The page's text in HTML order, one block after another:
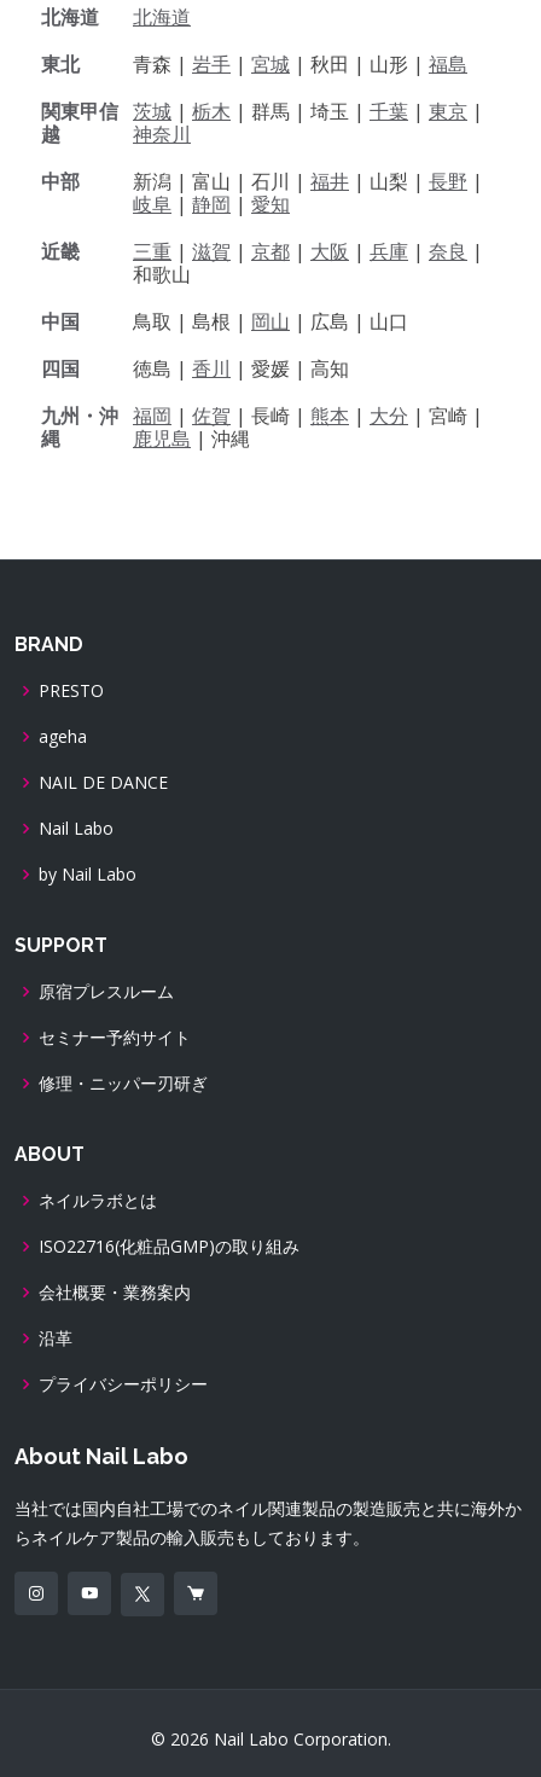
北海道
北海道
東北
青森 | 岩手 | 宮城 | 秋田 | 山形 | 福島
関東甲信
越
茨城 | 栃木 | 群馬 | 埼玉 | 千葉 | 東京 |
神奈川
中部
新潟 | 富山 | 石川 | 福井 | 山梨 | 長野 |
岐阜 | 静岡 | 愛知
近畿
三重 | 滋賀 | 京都 | 大阪 | 兵庫 | 奈良 |
和歌山
中国
鳥取 | 島根 | 岡山 | 広島 | 山口
四国
徳島 | 香川 | 愛媛 | 高知
九州・沖
縄
福岡 | 佐賀 | 長崎 | 熊本 | 大分 | 宮崎 |
鹿児島 | 沖縄
BRAND
PRESTO
ageha
NAIL DE DANCE
Nail Labo
by Nail Labo
SUPPORT
原宿プレスルーム
セミナー予約サイト
修理・ニッパー刃研ぎ
ABOUT
ネイルラボとは
ISO22716(化粧品GMP)の取り組み
会社概要・業務案内
沿革
プライバシーポリシー
About Nail Labo
当社では国内自社工場でのネイル関連製品の製造販売と共に海外か
らネイルケア製品の輸入販売もしております。
© 2026 Nail Labo Corporation.